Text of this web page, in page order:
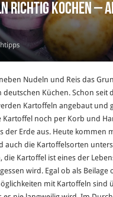
richtig kochen –
Nudeln und Reis das
deutschen Küchen. Schon seit
Kartoffeln angebaut und
Kartoffel noch per Korb und
der Erde aus. Heute kommen
auch die Kartoffelsorten
die Kartoffel ist eines der
wird. Egal ob als Beilage
mit Kartoffeln sind